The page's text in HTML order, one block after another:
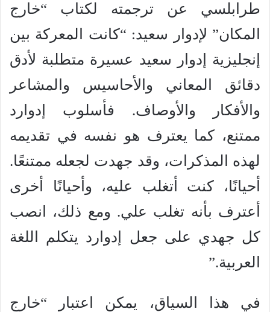
طرابلسي عن ترجمته لكتاب “خارج
المكان” لإدوار سعيد: “كانت المعركة بين
إنجليزية إدوار سعيد عسيرة متطلبة لأدق
دقائق المعاني والأحاسيس والمشاعر
والأفكار والأوصاف. فأسلوب إدوارد
ممتنع، كما يعترف هو نفسه في تقديمه
لهذه المذكرات، وقد جهدت لجعله ممتنعًا.
أحيانًا، كنت أتغلب عليه، وأحيانًا أخرى
أعترف بأنه تغلب علي. ومع ذلك، انصب
كل جهدي على جعل إدوارد يتكلم اللغة
العربية.”
في هذا السياق، يمكن اعتبار “خارج